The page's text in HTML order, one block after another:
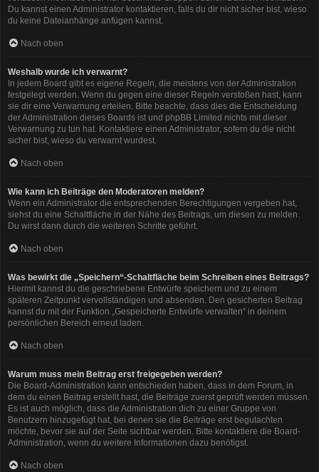
Du kannst einen Administrator kontaktieren, falls du dir nicht sicher bist, wieso
du keine Dateianhänge anfügen kannst.
Nach oben
Weshalb wurde ich verwarnt?
In jedem Board gibt es eigene Regeln, die meistens von der Administration
festgelegt werden. Wenn du gegen eine dieser Regeln verstoßen hast, kann
sie dir eine Verwarnung erteilen. Bitte beachte, dass dies die Entscheidung
der Administration dieses Boards ist und phpBB Limited nichts mit dieser
Verwarnung zu tun hat. Kontaktiere einen Administrator, sofern du die nicht
sicher bist, wieso du verwarnt wurdest.
Nach oben
Wie kann ich Beiträge den Moderatoren melden?
Wenn ein Administrator die entsprechenden Berechtigungen vergeben hat,
siehst du eine Schaltfläche in der Nähe des Beitrags, um diesen zu melden.
Du wirst dann durch die weiteren Schritte geführt.
Nach oben
Was bewirkt die „Speichern“-Schaltfläche beim Schreiben eines Beitrags?
Hiermit kannst du die geschriebene Entwürfe speichern und zu einem
späteren Zeitpunkt vervollständigen und absenden. Den gesicherten Beitrag
kannst du mit der Funktion „Gespeicherte Entwürfe verwalten“ in deinem
persönlichen Bereich erneut laden.
Nach oben
Warum muss mein Beitrag erst freigegeben werden?
Die Board-Administration kann entschieden haben, dass in dem Forum, in
dem du einen Beitrag erstellt hast, die Beiträge zuerst geprüft werden müssen.
Es ist auch möglich, dass die Administration dich zu einer Gruppe von
Benutzern hinzugefügt hat, bei denen sie die Beiträge erst begutachten
möchte, bevor sie auf der Seite sichtbar werden. Bitte kontaktiere die Board-
Administration, wenn du weitere Informationen dazu benötigst.
Nach oben